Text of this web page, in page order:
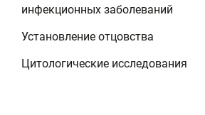
инфекционных заболеваний
Установление отцовства
Цитологические исследования